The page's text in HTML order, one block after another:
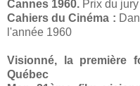
Cannes 1960. Prix du jury
Cahiers du Cinéma :
l'année 1960
Visionné, la première
Québec